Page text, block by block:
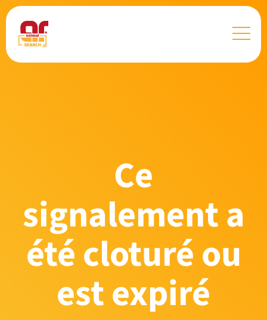
Ce
signalement a
été cloturé ou
est expiré